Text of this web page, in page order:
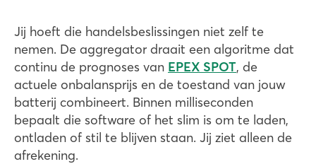
Jij hoeft die handelsbeslissingen niet zelf te
nemen. De aggregator draait een algoritme dat
continu de prognoses van EPEX SPOT, de
actuele onbalansprijs en de toestand van jouw
batterij combineert. Binnen milliseconden
bepaalt die software of het slim is om te laden,
ontladen of stil te blijven staan. Jij ziet alleen de
afrekening.